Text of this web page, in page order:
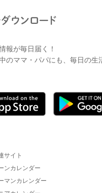
報が毎日届く！
のママ・パパにも、毎日の生
サイト
ンカレンダー
マンカレンダー